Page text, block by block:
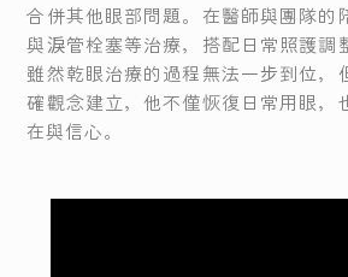
合併其他眼部問題。在醫師與團隊的
與淚管栓塞等治療，搭配日常照護調
雖然乾眼治療的過程無法一步到位，
確觀念建立，他不僅恢復日常用眼，
在與信心。